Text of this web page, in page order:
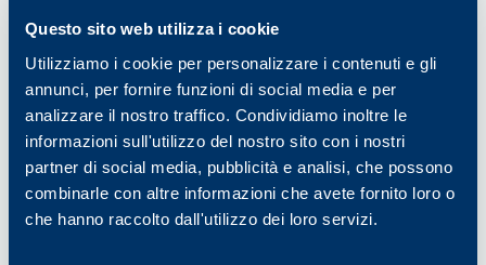
Questo sito web utilizza i cookie
Utilizziamo i cookie per personalizzare i contenuti e gli
annunci, per fornire funzioni di social media e per
analizzare il nostro traffico. Condividiamo inoltre le
informazioni sull'utilizzo del nostro sito con i nostri
partner di social media, pubblicità e analisi, che possono
combinarle con altre informazioni che avete fornito loro o
che hanno raccolto dall'utilizzo dei loro servizi.
me personalmente è semplicemente il mio
coinvolgimento in ogni elemento. In quanto
punta della lancia e testa del martello, devo
coinvolgere molte persone all'interno e
all'esterno dell'organizzazione e assicurarmi che
tutti siano coinvolti in tutti gli elementi rilevanti
fin dall'inizio. È stato necessario integrare i